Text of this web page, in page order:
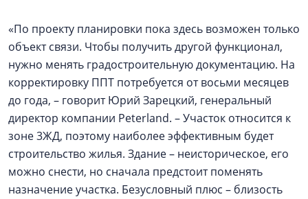
«По проекту планировки пока здесь возможен только
объект связи. Чтобы получить другой функционал,
нужно менять градостроительную документацию. На
корректировку ППТ потребуется от восьми месяцев
до года, – говорит Юрий Зарецкий, генеральный
директор компании Peterland. – Участок относится к
зоне 3ЖД, поэтому наиболее эффективным будет
строительство жилья. Здание – неисторическое, его
можно снести, но сначала предстоит поменять
назначение участка. Безусловный плюс – близость